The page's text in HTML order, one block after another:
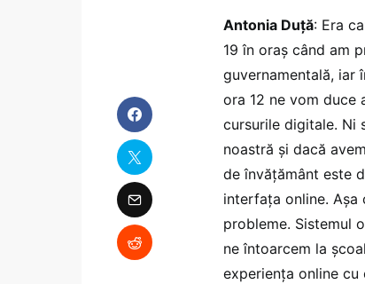
Antonia Duță: Era
19 în oraș când am
guvernamentală, iar
ora 12 ne vom duce
cursurile digitale. Ni
noastră și dacă
de învățământ este
interfața online.
probleme. Sistemul
ne întoarcem la
experiența online cu